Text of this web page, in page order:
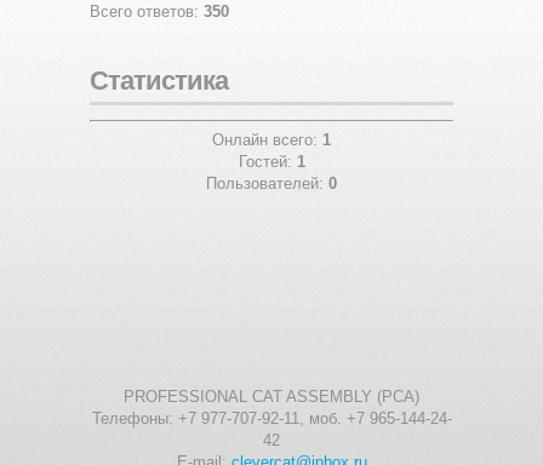
Всего ответов: 350
Статистика
Онлайн всего: 1
Гостей: 1
Пользователей: 0
PROFESSIONAL CAT ASSEMBLY (PCA)
Телефоны: +7 977-707-92-11, моб. +7 965-144-24-
42